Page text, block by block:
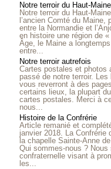
Notre terroir du Haut-
Notre terroir du Haut-
l’ancien Comté du
entre la Normandie et
en histoire une région de
Âge, le Maine a
entre...
Notre terroir autrefois
Cartes postales et photos
passé de notre terroir.
vous reverront à des
certains lieux, la plupart
cartes postales. Merci à
nous...
Histoire de la Confrérie
Article remanié et
janvier 2018. La
la chapelle Sainte-Anne
Qui sommes-nous ?
confraternelle visant à
les...